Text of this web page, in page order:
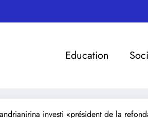
Education
investi «président de la